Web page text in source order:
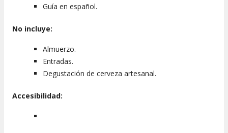
Guía en español.
No incluye:
Almuerzo.
Entradas.
Degustación de cerveza artesanal.
Accesibilidad: